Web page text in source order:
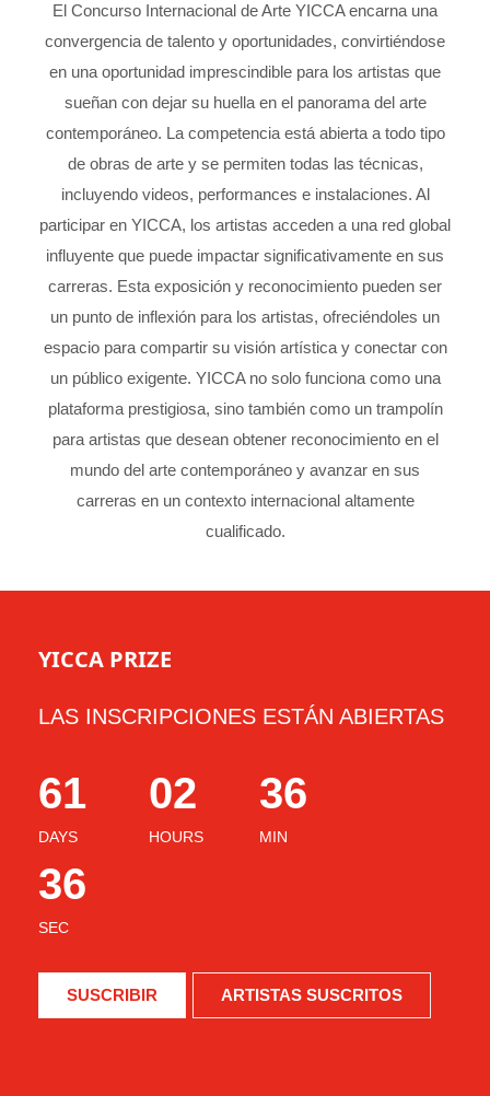
El Concurso Internacional de Arte YICCA encarna una
convergencia de talento y oportunidades, convirtiéndose
en una oportunidad imprescindible para los artistas que
sueñan con dejar su huella en el panorama del arte
contemporáneo. La competencia está abierta a todo tipo
de obras de arte y se permiten todas las técnicas,
incluyendo videos, performances e instalaciones. Al
participar en YICCA, los artistas acceden a una red global
influyente que puede impactar significativamente en sus
carreras. Esta exposición y reconocimiento pueden ser
un punto de inflexión para los artistas, ofreciéndoles un
espacio para compartir su visión artística y conectar con
un público exigente. YICCA no solo funciona como una
plataforma prestigiosa, sino también como un trampolín
para artistas que desean obtener reconocimiento en el
mundo del arte contemporáneo y avanzar en sus
carreras en un contexto internacional altamente
cualificado.
YICCA PRIZE
LAS INSCRIPCIONES ESTÁN ABIERTAS
61
DAYS
02
HOURS
36
MIN
33
SEC
SUSCRIBIR ARTISTAS SUSCRITOS